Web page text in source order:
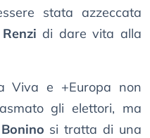
stata azzeccata
Renzidi dare vita alla
Viva e +Europa non
gli elettori, ma
si tratta di una